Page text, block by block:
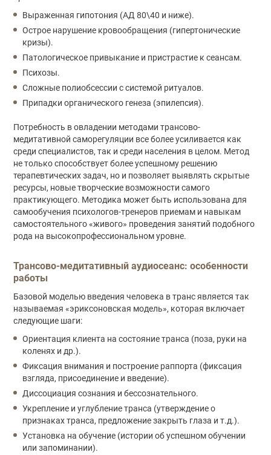
Выраженная гипотония (АД 80\40 и ниже).
Острое нарушение кровообращения (гипертонические
кризы).
Патологическое привыкание и пристрастие к сеансам.
Психозы.
Сложные полиобсессии с системой ритуалов.
Припадки органического генеза (эпилепсия).
Потребность в овладении методами трансово-
медитативной саморегуляции все более усиливается как
среди специалистов, так и среди населения в целом. Метод
не только способствует более успешному решению
терапевтических задач, но и позволяет выявлять скрытые
ресурсы, новые творческие возможности самого
практикующего. Методика может быть использована для
самообучения психологов-тренеров приемам и навыкам
самостоятельного «живого» проведения занятий подобного
рода на высокопрофессиональном уровне.
Трансово-медитативный аудиосеанс: особенности
работы
Базовой моделью введения человека в транс является так
называемая «эриксоновская модель», которая включает
следующие шаги:
Ориентация клиента на состояние транса (поза, руки на
коленях и др.).
Фиксация внимания и построение раппорта (фиксация
взгляда, присоединение и введение).
Диссоциация сознания и бессознательного.
Укрепление и углубление транса (утверждение о
признаках транса, предложение закрыть глаза и т.д.).
Установка на обучение (истории об успешном обучении
или запоминании).